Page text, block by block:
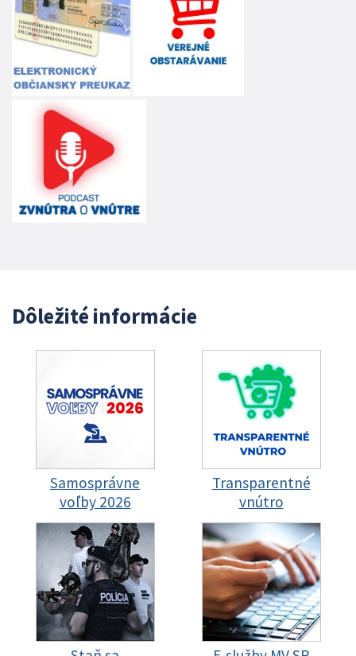
Dôležité informácie
Samosprávne
voľby 2026
Transparentné
vnútro